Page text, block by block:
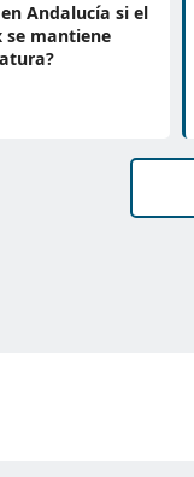
Andalucía si el
se mantiene